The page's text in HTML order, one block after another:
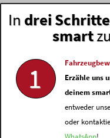
In drei
smart
1
Erzähle uns
deinem
entweder
oder